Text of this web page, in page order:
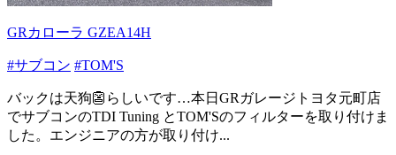
GRカローラ GZEA14H
#サブコン #TOM'S
バックは天狗👺らしいです…本日GRガレージトヨタ元町店
でサブコンのTDI Tuning とTOM'Sのフィルターを取り付けま
した。エンジニアの方が取り付け...